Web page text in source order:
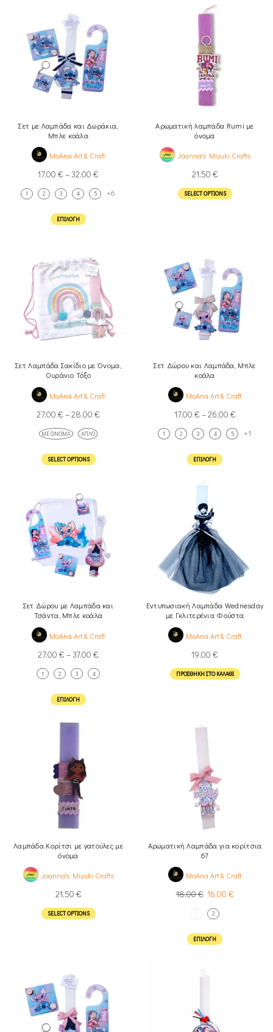
Σετ με Λαμπάδα και Δωράκια,
Μπλε κοάλα
MoAna Art & Craft
17,00 € –32,00 €
1 2 3 4 5 +6
ΕΠΙΛΟΓΉ
Αρωματική λαμπάδα Rumi με
όνομα
Joanna's Miyuki Crafts
21,50 €
SELECT OPTIONS
Σετ Λαμπάδα Σακίδιο με Όνομα,
Ουράνιο Τόξο
MoAna Art & Craft
27,00 € –28,00 €
ΜΕ ΌΝΟΜΑ ΑΠΛΌ
SELECT OPTIONS
Σετ Δώρου και Λαμπάδα, Μπλε
κοάλα
MoAna Art & Craft
17,00 € –26,00 €
1 2 3 4 5 +1
ΕΠΙΛΟΓΉ
Σετ Δώρου με Λαμπάδα και
Τσάντα, Μπλε κοάλα
MoAna Art & Craft
27,00 € –37,00 €
1 2 3 4
ΕΠΙΛΟΓΉ
Εντυπωσιακή Λαμπάδα Wednesday
με Γκλιτερένια Φούστα
MoAna Art & Craft
19,00 €
ΠΡΟΣΘΉΚΗ ΣΤΟ ΚΑΛΆΘΙ
Λαμπάδα Κορίτσι με γατούλες με
όνομα
Joanna's Miyuki Crafts
21,50 €
SELECT OPTIONS
Αρωματική Λαμπάδα για κορίτσια
67
MoAna Art & Craft
18,00€ 16,00 €
2
ΕΠΙΛΟΓΉ